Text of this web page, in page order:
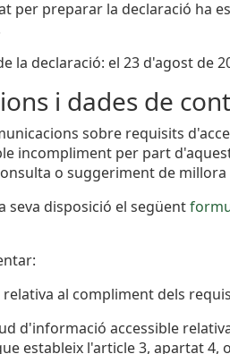
per preparar la declaració ha
la declaració: el 23 d'agost de
i dades de
sobre requisits
incompliment per part
o suggeriment de
seva disposició el següent
al compliment dels
d'informació accessible
estableix l'article 3, apartat